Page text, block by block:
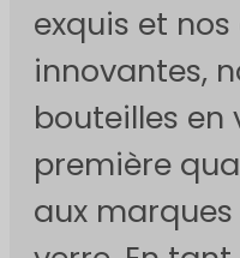
exquis et
innovantes,
bouteilles en
première
aux